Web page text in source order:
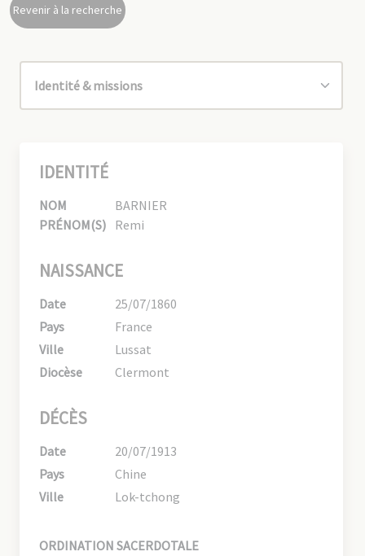
Revenir à la recherche
IDENTITÉ
NOM
BARNIER
PRÉNOM(S) Remi
NAISSANCE
Date
25/07/1860
Pays
France
Ville
Lussat
Diocèse
Clermont
DÉCÈS
Date
20/07/1913
Pays
Chine
Ville
Lok-tchong
ORDINATION SACERDOTALE